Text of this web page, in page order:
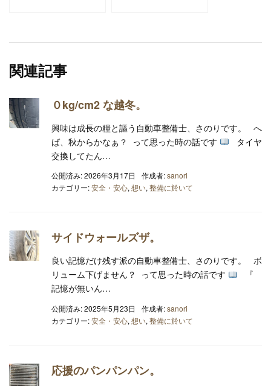
関連記事
０kg/cm2 な越冬。
興味は成長の糧と謳う自動車整備士、さのりです。 へ
ば、秋からかなぁ？ って思った時の話です
タイヤ
交換してたん…
公開済み: 2026年3月17日 作成者:sanori
カテゴリー:安全・安心, 想い, 整備に於いて
サイドウォールズザ。
良い記憶だけ残す派の自動車整備士、さのりです。 ボ
リューム下げません？ って思った時の話です
『
記憶が無いん…
公開済み: 2025年5月23日 作成者:sanori
カテゴリー:安全・安心, 想い, 整備に於いて
応援のパンパンパン。